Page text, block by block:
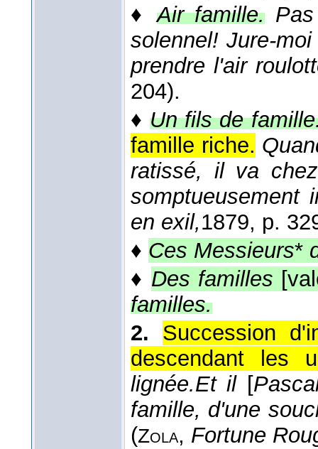
♦Air famille.
solennel! Jure-
prendre l'air
204).
♦Un fils de
famille riche.
ratissé, il va
somptueusement
en exil,1879, p.
♦ Ces Messieurs*
♦ Des familles
familles.
2.
Succession
descendant les
lignée.Et il[
famille, d'une
(Zola, Fortune